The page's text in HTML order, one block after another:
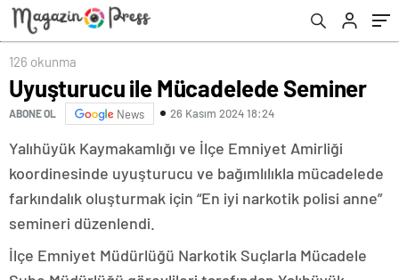
126 okunma
Uyuşturucu ile Mücadelede Seminer
ABONE OL News 26 Kasım 2024 18:24
Yalıhüyük Kaymakamlığı ve İlçe Emniyet Amirliği
koordinesinde uyuşturucu ve bağımlılıkla mücadelede
farkındalık oluşturmak için “En iyi narkotik polisi anne”
semineri düzenlendi.
İlçe Emniyet Müdürlüğü Narkotik Suçlarla Mücadele